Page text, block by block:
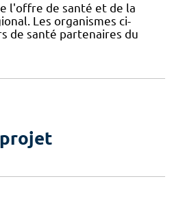
l'offre de santé et de la
Les organismes ci-
de santé partenaires du